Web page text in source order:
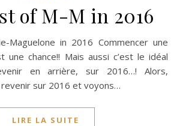
of M-M in 2016
une chance!! Mais aussi c’est le idéal
en arrière, sur 2016…! Alors,
sur 2016 et voyons…
LIRE LA SUITE